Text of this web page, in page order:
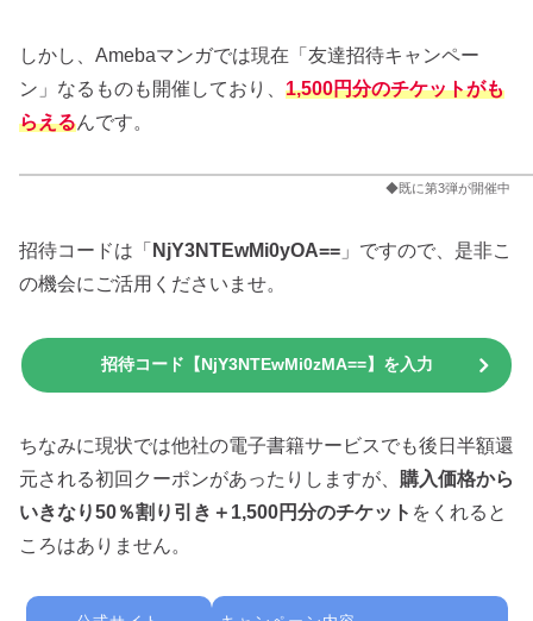
しかし、Amebaマンガでは現在「友達招待キャンペー
ン」なるものも開催しており、 1,500円分のチケットがも
らえるんです。
◆既に第3弾が開催中
招待コードは「 NjY3NTEwMi0yOA== 」ですので、是非こ
の機会にご活用くださいませ。
招待コード【NjY3NTEwMi0zMA==】を入力
ちなみに現状では他社の電子書籍サービスでも後日半額還
元される初回クーポンがあったりしますが、 購入価格から
いきなり50％割り引き＋1,500円分のチケット をくれると
ころはありません。